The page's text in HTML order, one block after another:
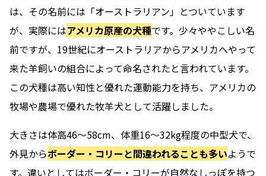
は、その名前には「オーストラリアン」とついています
が、実際にはアメリカ原産の犬種です。少々ややこしい名
前ですが、19世紀にオーストラリアからアメリカへやって
来た羊飼いの組合によって命名されたと言われています。
この犬種は高い知性と優れた運動能力を持ち、アメリカの
牧場や農場で優れた牧羊犬として活躍しました。
大きさは体高46～58cm、体重16～32kg程度の中型犬で、
外見からボーダー・コリーと間違われることも多いようで
す。違いとしてはボーダー・コリーが自然なしっぽを持つ